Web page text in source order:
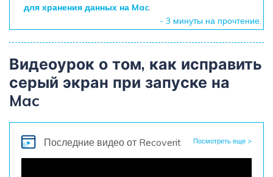
для хранения данных на Mac.
- 3 минуты на прочтение.
Видеоурок о том, как исправить
серый экран при запуске на
Mac
Последние видео от Recoverit Посмотреть еще >